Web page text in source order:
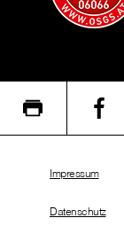
Impressum
Datenschutz